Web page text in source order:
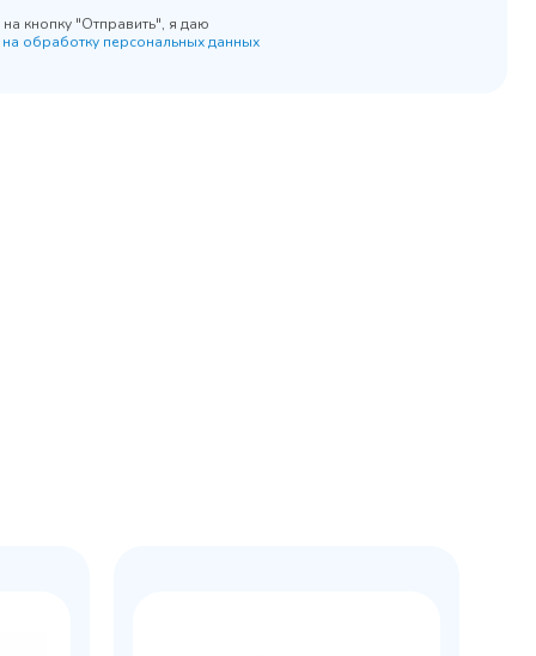
кнопку "Отправить", я даю
на обработку персональных данных